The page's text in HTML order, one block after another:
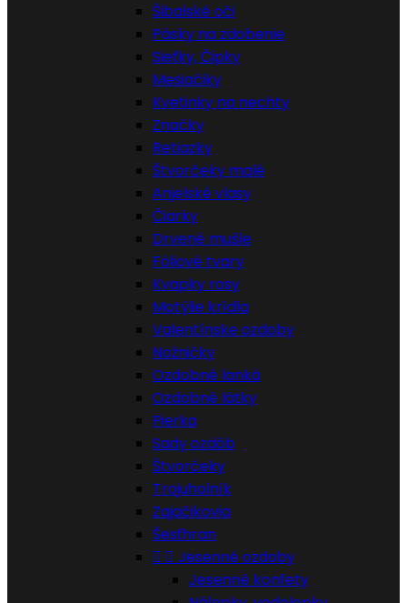
Šibalské oči
Pásky na zdobenie
Sieťky, Čipky
Mesiačiky
Kvetinky na nechty
Značky
Retiazky
Štvorčeky malé
Anjelské vlasy
Čiarky
Drvené mušle
Fóliové tvary
Kvapky rosy
Motýlie krídla
Valentínske ozdoby
Nožničky
Ozdobné lanká
Ozdobné látky
Pierka
Sady ozdôb
Štvorčeky
Trojuholník
Zajačikovia
Šesťhran
  Jesenné ozdoby
Jesenné konfety